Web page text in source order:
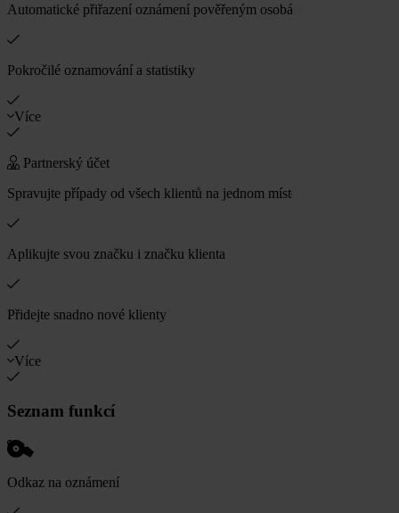
Automatické přiřazení oznámení pověřeným osobám
Pokročilé oznamování a statistiky
Více
Partnerský účet
Spravujte případy od všech klientů na jednom místě
Aplikujte svou značku i značku klienta
Přidejte snadno nové klienty
Více
Seznam funkcí
Odkaz na oznámení